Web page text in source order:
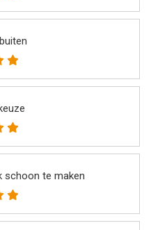
schoon te maken